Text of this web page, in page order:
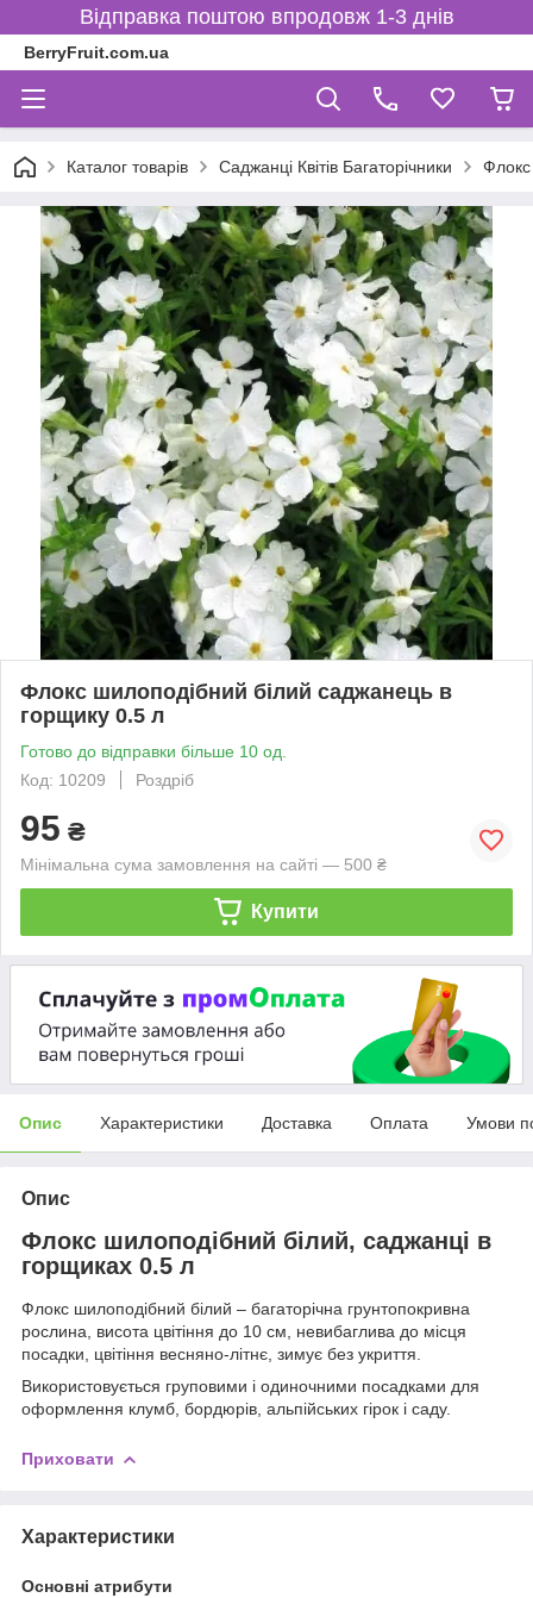
Відправка поштою впродовж 1-3 днів
BerryFruit.com.ua
Каталог товарів Саджанці Квітів Багаторічники Флокс
Флокс шилоподібний білий саджанець в
горщику 0.5 л
Готово до відправки більше 10 од.
Код: 10209
Роздріб
95 ₴
Мінімальна сума замовлення на сайті — 500 ₴
Купити
Опис Характеристики Доставка Оплата Умови
Опис
Флокс шилоподібний білий, саджанці в
горщиках 0.5 л
Флокс шилоподібний білий – багаторічна грунтопокривна
рослина, висота цвітіння до 10 см, невибаглива до місця
посадки, цвітіння весняно-літнє, зимує без укриття.
Використовується груповими і одиночними посадками для
оформлення клумб, бордюрів, альпійських гірок і саду.
Приховати
Характеристики
Основні атрибути